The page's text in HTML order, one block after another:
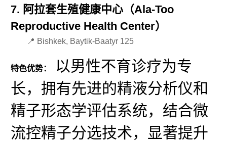
7. 阿拉套生殖健康中心（Ala-Too
Reproductive Health Center）
📍 Bishkek, Baytik-Baatyr 125
特色优势：
以男性不育诊疗为专
长，拥有先进的精液分析仪和
精子形态学评估系统，结合微
流控精子分选技术，显著提升